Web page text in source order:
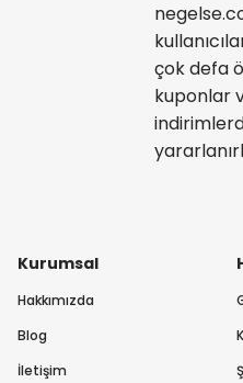
Kurumsal
Hakkımızda
Blog
İletişim
çok defa
kuponlar